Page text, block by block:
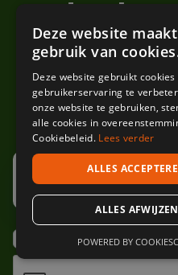
de
Schrijf je in voor
maandelijks een
Ik ga akkoord met
Deze website maakt
gebruik van
Deze website gebruikt cookies
gebruikerservaring te
onze website te gebruiken,
alle cookies in
Cookiebeleid. Lees verder
ALLES
ALLES AFWIJZEN
POWERED BY